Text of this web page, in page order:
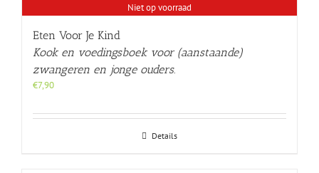
Niet op voorraad
Eten Voor Je Kind
Kook en voedingsboek voor (aanstaande)
zwangeren en jonge ouders.
€7,90
Details